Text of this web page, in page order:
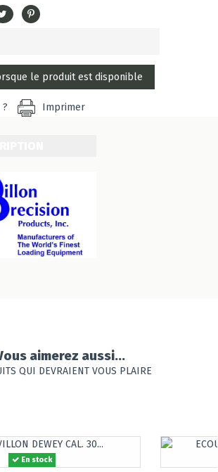
Imprimer
aimerez aussi...
QUI DEVRAIENT VOUS PLAIRE
En stock